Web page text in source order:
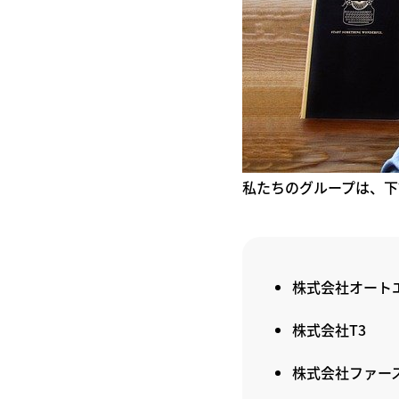
私たちのグループは、
株式会社オート
株式会社T3
株式会社ファー